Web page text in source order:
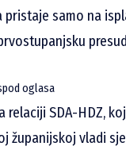
pristaje samo na
oglasa
relaciji SDA-HDZ,
županijskoj vladi